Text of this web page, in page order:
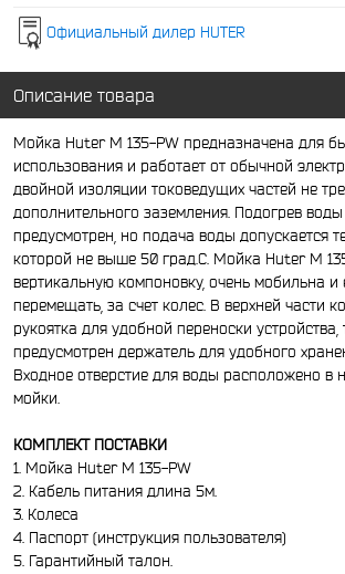
Официальный дилер HUTER
Описание товара
Мойка Huter M 135-PW предназначена для
использования и работает от обычной
двойной изоляции токоведущих частей не
дополнительного заземления. Подогрев
предусмотрен, но подача воды допускается
которой не выше 50 град.С. Мойка Huter M
вертикальную компоновку, очень мобильна и
перемещать, за счет колес. В верхней части
рукоятка для удобной переноски устройства,
предусмотрен держатель для удобного
Входное отверстие для воды расположено в
мойки.
КОМПЛЕКТ ПОСТАВКИ
1. Мойка Huter M 135-PW
2. Кабель питания длина 5м.
3. Колеса
4. Паспорт (инструкция пользователя)
5. Гарантийный талон.